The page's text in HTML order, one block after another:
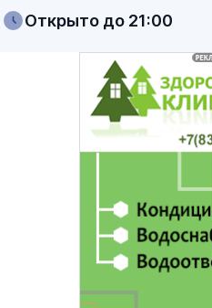
16 марта 17:00
Василий
мужское
Здоровье и
Открыто до 21:00